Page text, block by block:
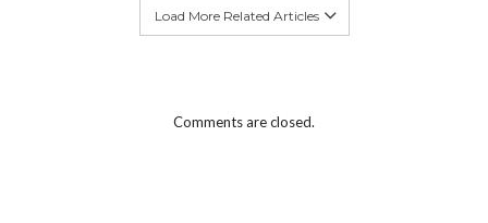
Load More Related Articles
Comments are closed.